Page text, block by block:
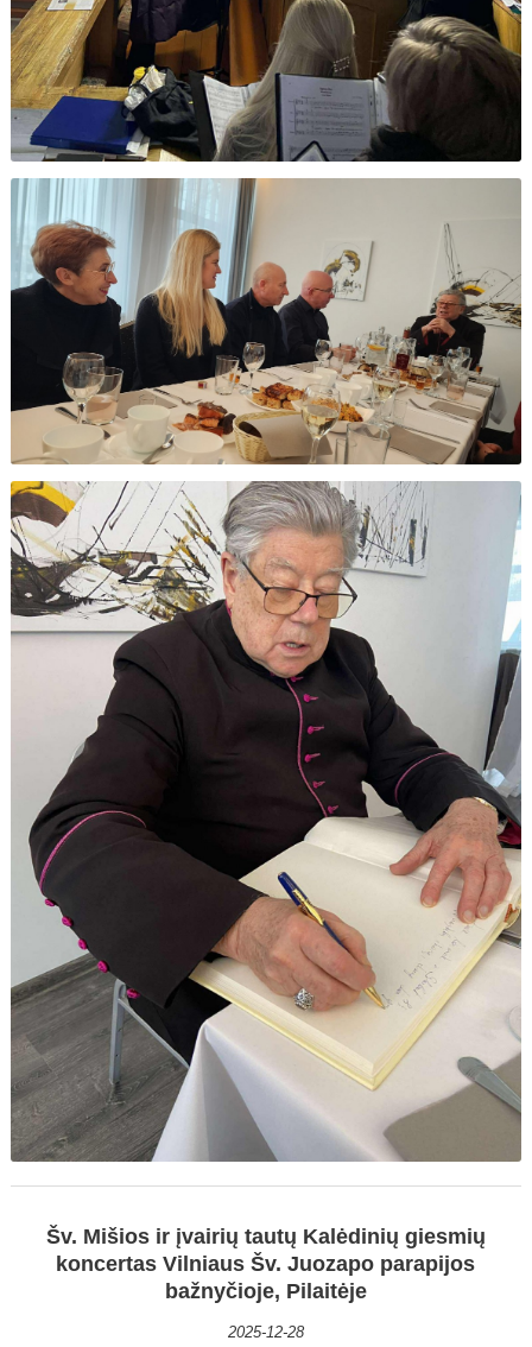
Šv. Mišios ir įvairių tautų Kalėdinių giesmių
koncertas Vilniaus Šv. Juozapo parapijos
bažnyčioje, Pilaitėje
2025-12-28